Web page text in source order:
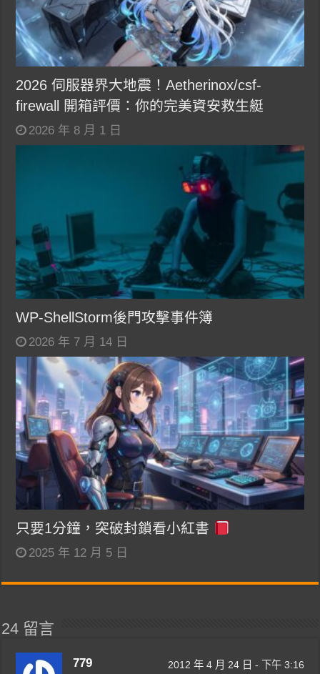
2026 伺服器界大地震！Aetherinox/csf-
firewall 開箱評價：你的完美資安救生艇
2026 年 8 月 1 日
WP-ShellStorm後門攻擊事件簿
2026 年 7 月 14 日
只要1分鐘，突破封鎖看小紅書
2025 年 12 月 5 日
24 留言
779 2012 年 4 月 24 日 - 下午 3:16